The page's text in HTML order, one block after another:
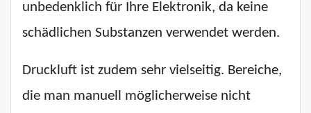
unbedenklich für Ihre Elektronik, da keine
schädlichen Substanzen verwendet werden.
Druckluft ist zudem sehr vielseitig. Bereiche,
die man manuell möglicherweise nicht